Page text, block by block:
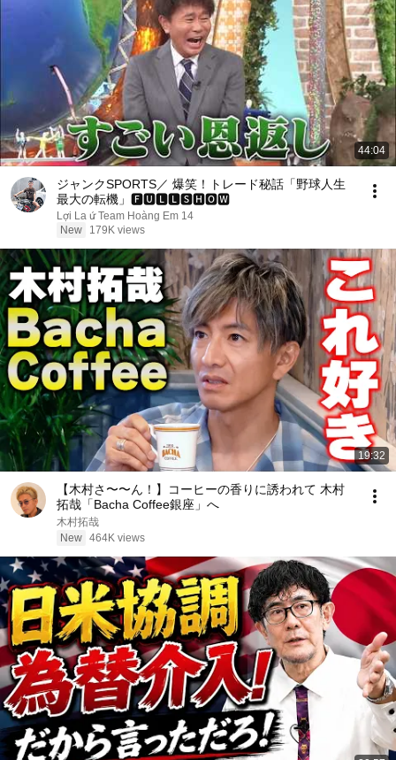
44:04
ジャンクSPORTS／ 爆笑！トレード秘話「野球人生
最大の転機」🅵🆄🅻🅻🆂🅷🅾🆆
Lợi La ứ Team Hoàng Em 14
New
179K views
19:32
【木村さ〜〜ん！】コーヒーの香りに誘われて 木村
拓哉「Bacha Coffee銀座」へ
木村拓哉
New 464K views